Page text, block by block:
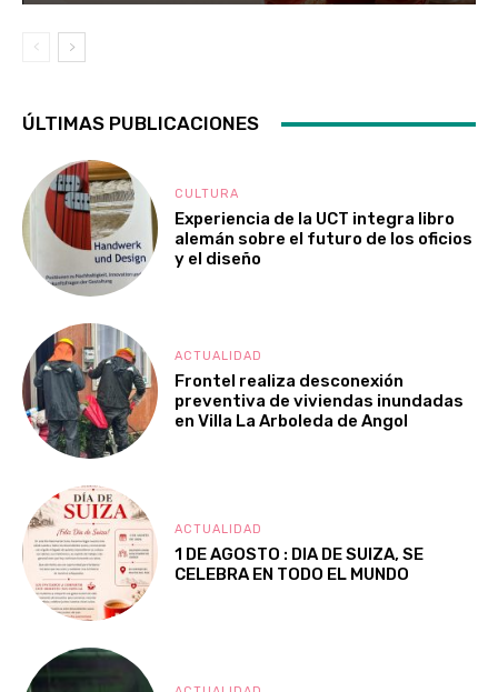
ÚLTIMAS PUBLICACIONES
CULTURA
Experiencia de la UCT integra libro
alemán sobre el futuro de los oficios
y el diseño
ACTUALIDAD
Frontel realiza desconexión
preventiva de viviendas inundadas
en Villa La Arboleda de Angol
ACTUALIDAD
1 DE AGOSTO : DIA DE SUIZA, SE
CELEBRA EN TODO EL MUNDO